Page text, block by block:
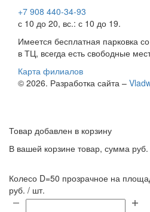
+7 908 440-34-93
с 10 до 20, вс.: с 10 до 19.
Имеется бесплатная парковка
в ТЦ, всегда есть свободные
Карта филиалов
© 2026. Разработка сайта –
Товар добавлен в корзину
В вашей корзине товар, сумма руб.
Колесо D=50 прозрачное на
руб. / шт.